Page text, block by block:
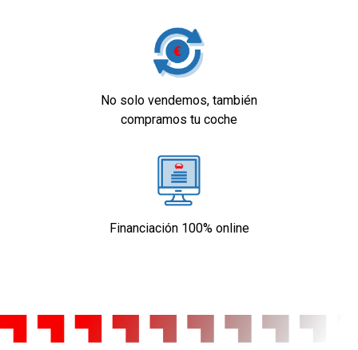
No solo vendemos, también
compramos tu coche
Financiación 100% online